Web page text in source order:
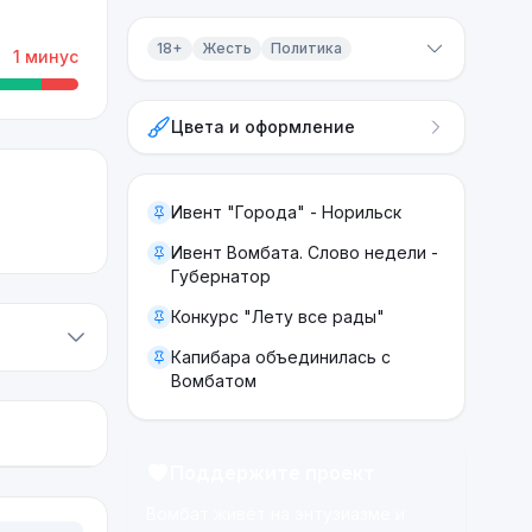
1 минус 18+ Жесть Политика
ЖестьЦвета и оформление
Ивент "Города" - Норильск
Ивент Вомбата. Слово недели -
Губернатор
Конкурс "Лету все рады"
Капибара объединилась с
Вомбатом